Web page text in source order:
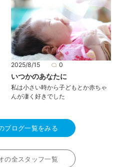
2025/8/15 0
いつかのあなたに
私は小さい時から子どもとか赤ちゃ
んが凄く好きでした
ブログ一覧をみる
の全スタッフ一覧